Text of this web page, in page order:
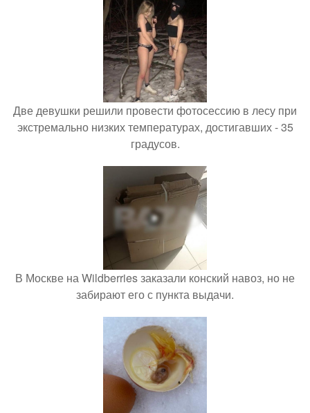
Две девушки решили провести фотосессию в лесу при
экстремально низких температурах, достигавших - 35
градусов.
В Москве на Wildberries заказали конский навоз, но не
забирают его с пункта выдачи.